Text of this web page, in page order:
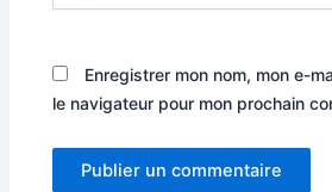
Enregistrer mon nom, mon e-
le navigateur pour mon prochain